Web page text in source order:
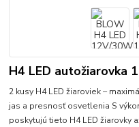
H4 LED autožiarovka
2 kusy H4 LED žiaroviek –
jas a presnosť osvetlenia S
poskytujú tieto H4 LED žiarovky